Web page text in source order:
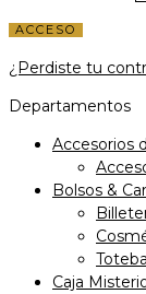
ACCESO
¿Perdiste tu
Departamentos
Accesorios
Bolsos &
Caja